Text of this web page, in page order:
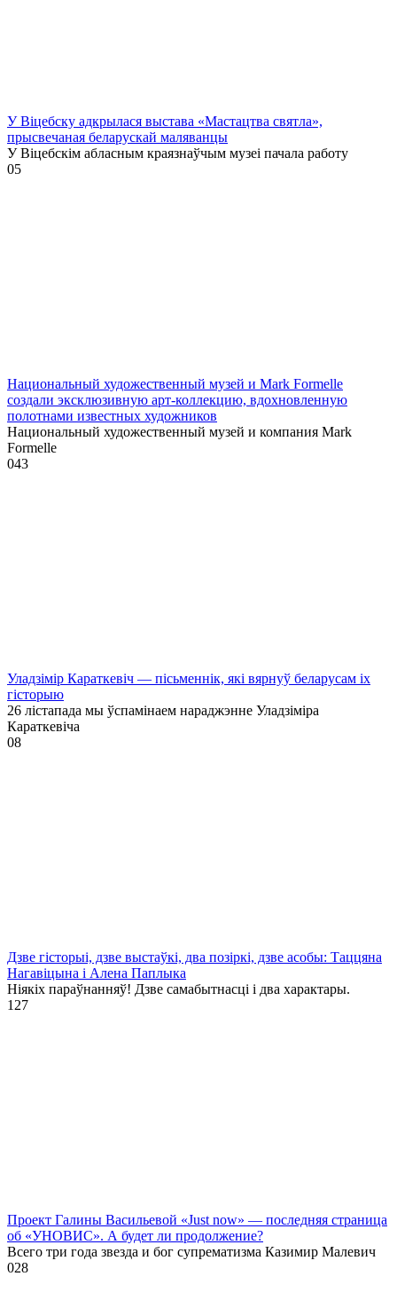
У Віцебску адкрылася выстава «Мастацтва святла»,
прысвечаная беларускай маляванцы
У Віцебскім абласным краязнаўчым музеі пачала работу
05
Национальный художественный музей и Mark Formelle
создали эксклюзивную арт-коллекцию, вдохновленную
полотнами известных художников
Национальный художественный музей и компания Mark
Formelle
043
Уладзімір Караткевіч — пісьменнік, які вярнуў беларусам іх
гісторыю
26 лістапада мы ўспамінаем нараджэнне Уладзіміра
Караткевіча
08
Дзве гісторыі, дзве выстаўкі, два позіркі, дзве асобы: Таццяна
Нагавіцына і Алена Паплыка
Ніякіх параўнанняў! Дзве самабытнасці і два характары.
1 27
Проект Галины Васильевой «Just now» — последняя страница
об «УНОВИС». А будет ли продолжение?
Всего три года звезда и бог супрематизма Казимир Малевич
028